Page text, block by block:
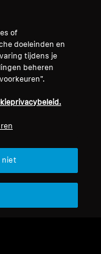
Nieuwskamer
Consumer
merkambassadeurs
of
doeleinden en
tijdens je
beheren
niet